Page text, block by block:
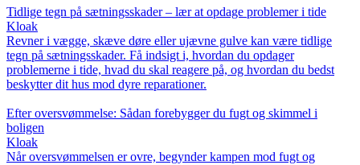
Tidlige tegn på sætningsskader – lær at opdage problemer i tide
Kloak
Revner i vægge, skæve døre eller ujævne gulve kan være tidlige
tegn på sætningsskader. Få indsigt i, hvordan du opdager
problemerne i tide, hvad du skal reagere på, og hvordan du bedst
beskytter dit hus mod dyre reparationer.
Efter oversvømmelse: Sådan forebygger du fugt og skimmel i
boligen
Kloak
Når oversvømmelsen er ovre, begynder kampen mod fugt og